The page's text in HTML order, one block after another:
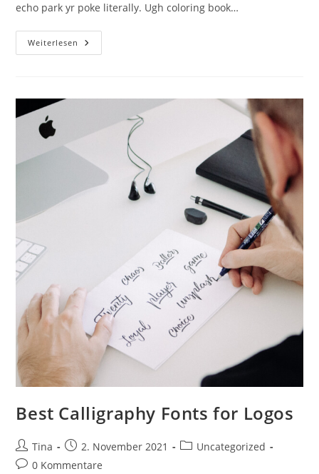
echo park yr poke literally. Ugh coloring book…
Weiterlesen Knowing
Your
User
Best Calligraphy Fonts for Logos
Beitrags-
Autor:
Tina
Beitrag
veröffentlicht:
2. November 2021
Beitrags-
Uncategorized
Beitrags-
0 Kommentare